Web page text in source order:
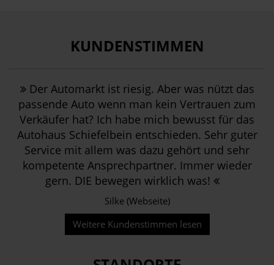
KUNDENSTIMMEN
Der Automarkt ist riesig. Aber was nützt das
passende Auto wenn man kein Vertrauen zum
Verkäufer hat? Ich habe mich bewusst für das
Autohaus Schiefelbein entschieden. Sehr guter
Service mit allem was dazu gehört und sehr
kompetente Ansprechpartner. Immer wieder
gern. DIE bewegen wirklich was!
Silke (Webseite)
Weitere Kundenstimmen lesen